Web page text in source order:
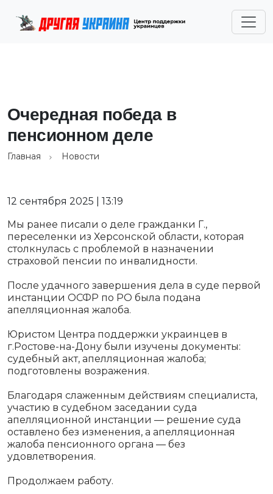
Очередная победа в
пенсионном деле
Главная Новости
12 сентября 2025 | 13:19
Мы ранее писали о деле гражданки Г.,
переселенки из Херсонской области, которая
столкнулась с проблемой в назначении
страховой пенсии по инвалидности.
После удачного завершения дела в суде первой
инстанции ОСФР по РО была подана
апелляционная жалоба.
Юристом Центра поддержки украинцев в
г.Ростове-на-Дону были изучены документы:
судебный акт, апелляционная жалоба;
подготовлены возражения.
Благодаря слаженным действиям специалиста,
участию в судебном заседании суда
апелляционной инстанции — решение суда
оставлено без изменения, а апелляционная
жалоба пенсионного органа — без
удовлетворения.
Продолжаем работу.